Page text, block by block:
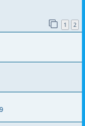
1 2